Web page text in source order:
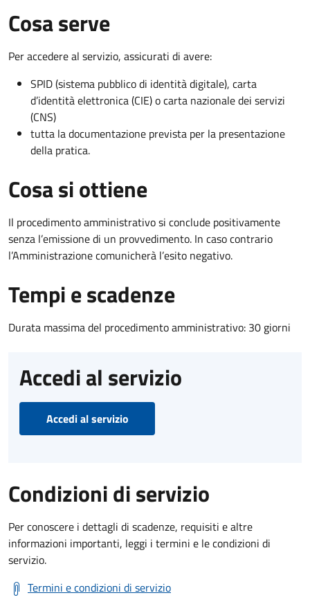
Cosa serve
Per accedere al servizio, assicurati di avere:
SPID (sistema pubblico di identità digitale), carta
d’identità elettronica (CIE) o carta nazionale dei servizi
(CNS)
tutta la documentazione prevista per la presentazione
della pratica.
Cosa si ottiene
Il procedimento amministrativo si conclude positivamente
senza l’emissione di un provvedimento. In caso contrario
l’Amministrazione comunicherà l’esito negativo.
Tempi e scadenze
Durata massima del procedimento amministrativo: 30 giorni
Accedi al servizio
Accedi al servizio
Condizioni di servizio
Per conoscere i dettagli di scadenze, requisiti e altre
informazioni importanti, leggi i termini e le condizioni di
servizio.
Termini e condizioni di servizio